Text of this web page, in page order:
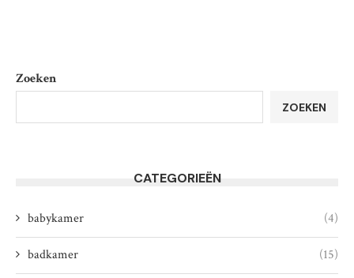
Zoeken
ZOEKEN
CATEGORIEËN
babykamer (4)
badkamer (15)